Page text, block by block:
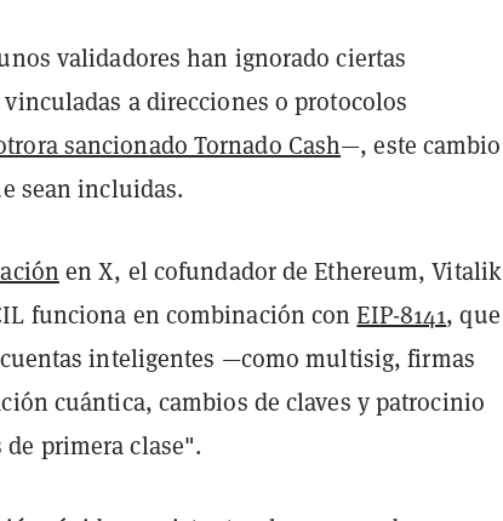
validadores han ignorado ciertas
a direcciones o protocolos
sancionado Tornado Cash—, este cambio
sean incluidas.
en X, el cofundador de Ethereum, Vitalik
funciona en combinación conEIP-8141, que
inteligentes —como multisig, firmas
cuántica, cambios de claves y patrocinio
primera clase".